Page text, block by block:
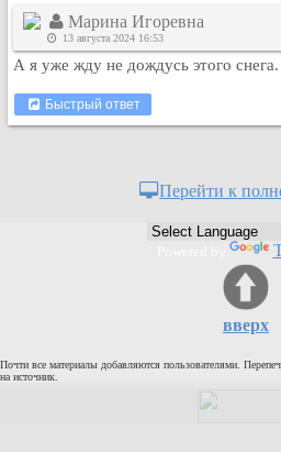
Полная версия сайта
Марина Игоревна
13 августа 2024 16:53
А я уже жду не дождусь этого снега.
Быстрый ответ
Перейти к
вверх
Почти все материалы добавляются пользователями.
на источник.